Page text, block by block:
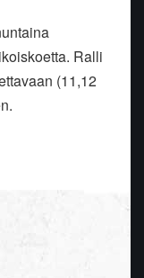
Ralli
(11,12